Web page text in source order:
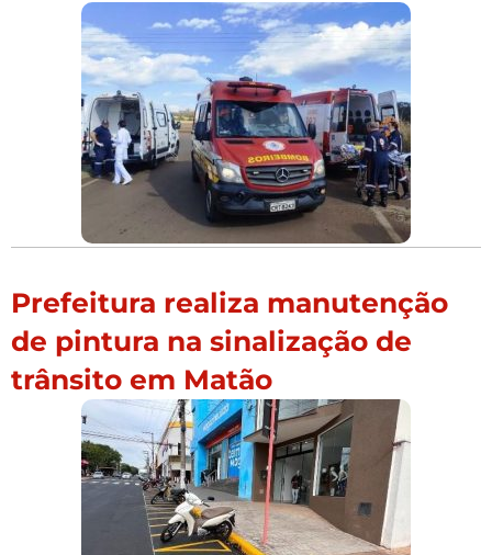
Prefeitura realiza manutenção
de pintura na sinalização de
trânsito em Matão